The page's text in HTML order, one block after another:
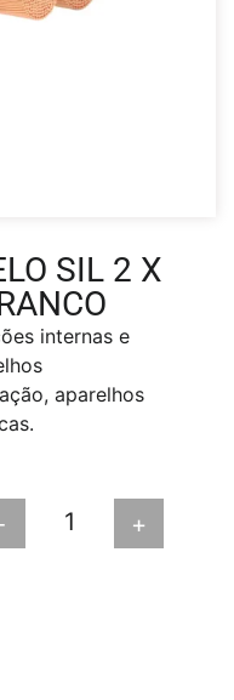
SIL 2 X
internas e
aparelhos
+